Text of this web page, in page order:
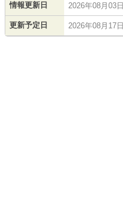
情報更新日 2026年08月03日
更新予定日 2026年08月17日